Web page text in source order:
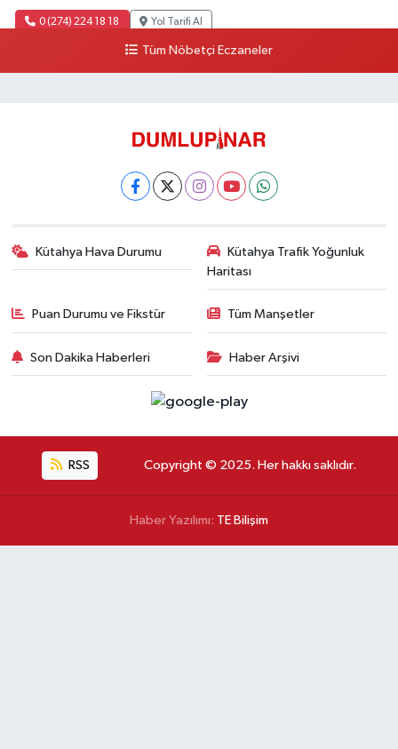
0 (274) 224 18 18 Yol Tarifi Al
Tüm Nöbetçi Eczaneler
Kütahya Hava Durumu
Kütahya Trafik Yoğunluk
Haritası
Puan Durumu ve Fikstür Tüm Manşetler
Son Dakika Haberleri Haber Arşivi
RSS Copyright © 2025. Her hakkı saklıdır.
Haber Yazılımı: TE Bilişim